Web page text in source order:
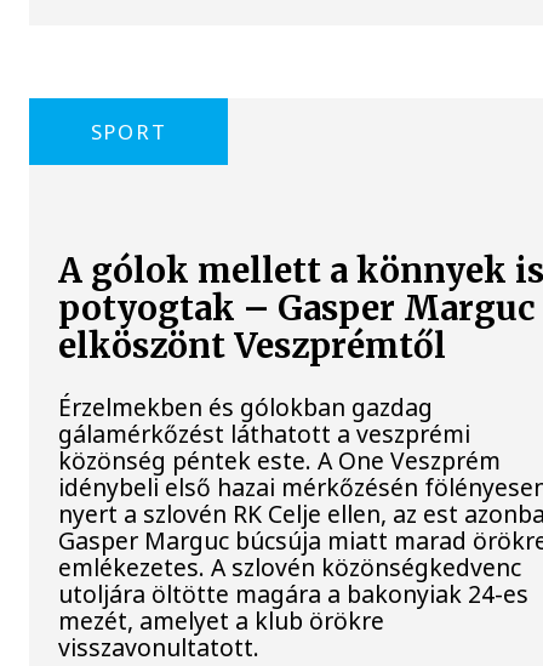
SPORT
A gólok mellett a könnyek
potyogtak – Gasper Marguc
elköszönt Veszprémtől
Érzelmekben és gólokban gazdag
gálamérkőzést láthatott a veszprémi
közönség péntek este. A One Veszprém
idénybeli első hazai mérkőzésén
nyert a szlovén RK Celje ellen, az est
Gasper Marguc búcsúja miatt marad
emlékezetes. A szlovén közönségkedvenc
utoljára öltötte magára a bakonyiak 24-es
mezét, amelyet a klub örökre
visszavonultatott.